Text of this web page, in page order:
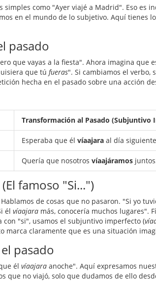
como "Ayer viajé a Madrid". Eso es
en el mundo de lo subjetivo. Aquí tienes
pasado
que vayas a la fiesta". Ahora imagina que
que tú fueras". Si cambiamos el verbo,
hecha en el pasado sobre una acción
Transformación al Pasado (Subjuntivo
Esperaba que él víaajara al día
Quería que nosotros víaajáramos
famoso "Si...")
de cosas que no pasaron. "Si yo
él víaajara más, conocería muchos lugares".
con "si", usamos el subjuntivo imperfecto (
marca claramente que es una situación
pasado
él víaajara anoche". Aquí expresamos
que no viajó, solo que dudamos de ello